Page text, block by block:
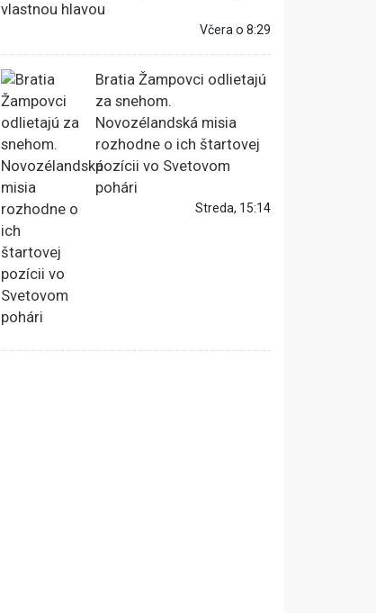
vlastnou hlavou
Včera o 8:29
Bratia Žampovci odlietajú
za snehom.
Novozélandská misia
rozhodne o ich štartovej
pozícii vo Svetovom
pohári
Streda, 15:14